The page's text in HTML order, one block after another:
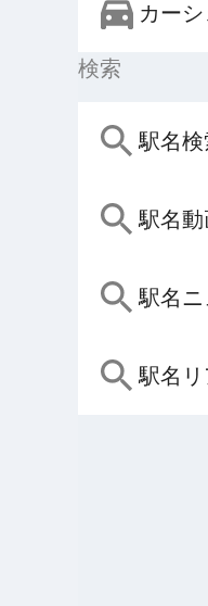
カー
検索
駅名検
駅名動
駅名
駅名リ